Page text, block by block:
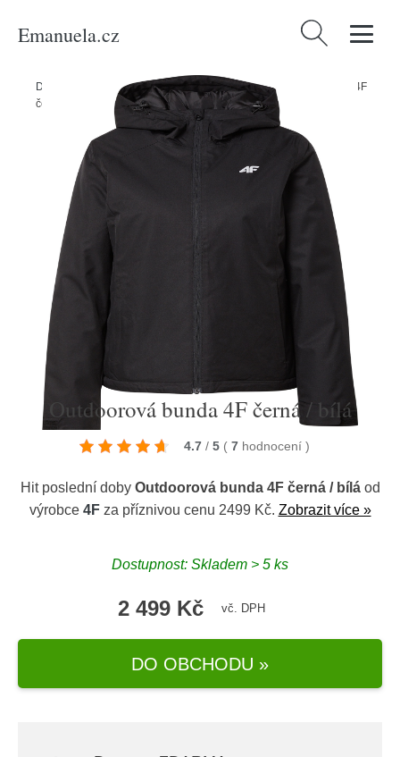
Emanuela.cz Vyhledávání
Domů /Ženy/Sport/ Druhy sportů/Outdoorová bunda 4F
černá / bílá
Outdoorová bunda 4F černá / bílá
4.7 / 5 ( 7 hodnocení )
Hit poslední doby Outdoorová bunda 4F černá / bíláod
výrobce 4Fza příznivou cenu 2499 Kč. Zobrazit více »
Dostupnost: Skladem > 5 ks
2 499 Kč vč. DPH
DO OBCHODU »